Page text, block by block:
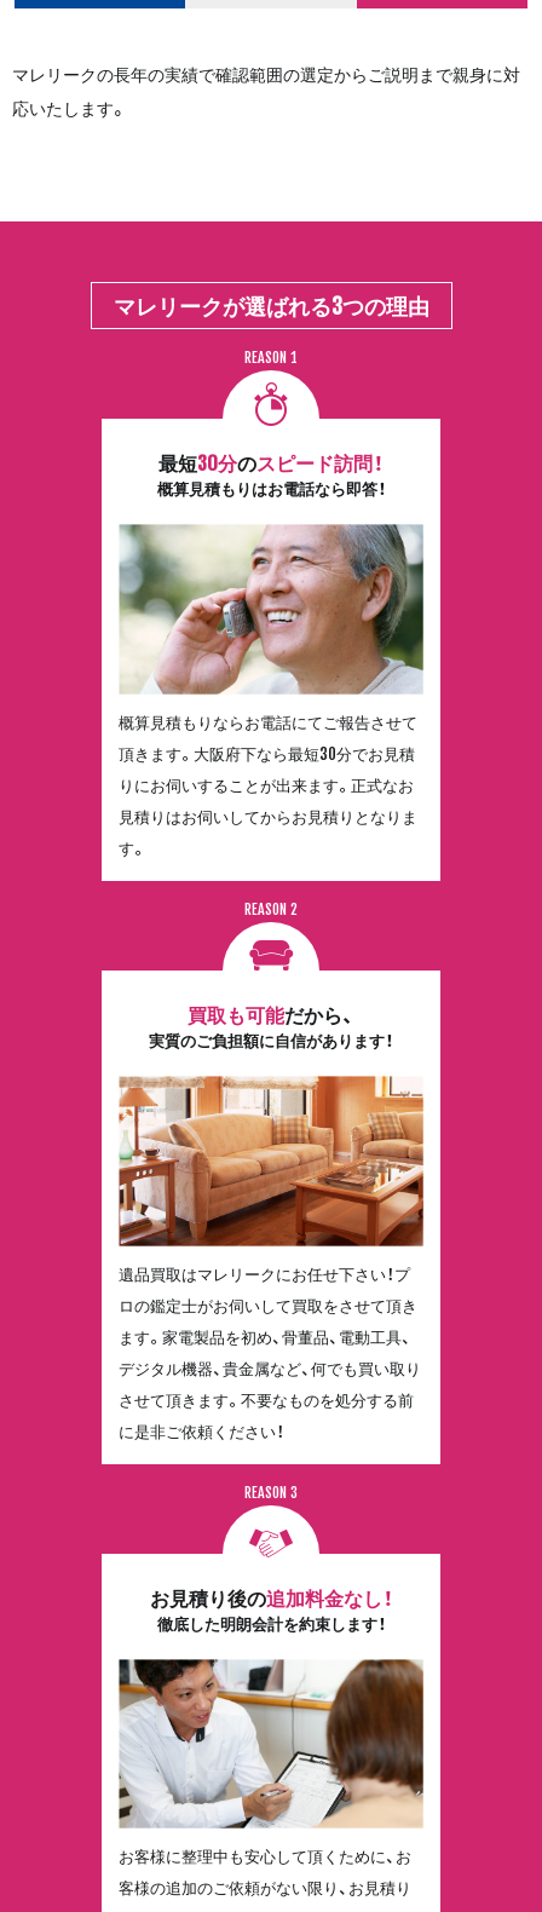
マレリークの長年の実績で確認範囲の選定からご説明まで親身に対
応いたします。
マレリークが選ばれる3つの理由
14
最短30分のスピード訪問！
概算見積もりはお電話なら即答！
概算見積もりならお電話にてご報告させて
頂きます。大阪府下なら最短30分でお見積
りにお伺いすることが出来ます。正式なお
見積りはお伺いしてからお見積りとなりま
す。
15
買取も可能だから、
実質のご負担額に自信があります！
遺品買取はマレリークにお任せ下さい！プ
ロの鑑定士がお伺いして買取をさせて頂き
ます。家電製品を初め、骨董品、電動工具、
デジタル機器、貴金属など、何でも買い取り
させて頂きます。不要なものを処分する前
に是非ご依頼ください！
16
お見積り後の追加料金なし！
徹底した明朗会計を約束します！
お客様に整理中も安心して頂くために、お
客様の追加のご依頼がない限り、お見積り